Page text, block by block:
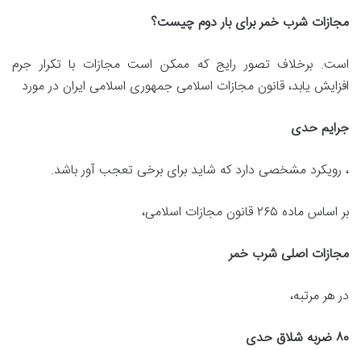
مجازات شرب خمر برای بار دوم چیست؟
است. برخلاف تصور رایج که ممکن است مجازات با تکرار جرم
افزایش یابد، قانون مجازات اسلامی جمهوری اسلامی ایران در مورد
جرایم حدی
، رویکرد مشخصی دارد که شاید برای برخی تعجب آور باشد.
بر اساس ماده ۲۶۵ قانون مجازات اسلامی،
مجازات اصلی شرب خمر
در هر مرتبه،
۸۰ ضربه شلاق حدی